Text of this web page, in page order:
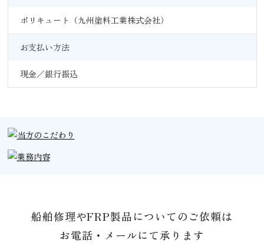
ポリキュート（九州塗料工業株式会社）
お支払い方法
現金／銀行振込
船舶修理やFRP製品についてのご依頼は
お電話・メールにて承ります